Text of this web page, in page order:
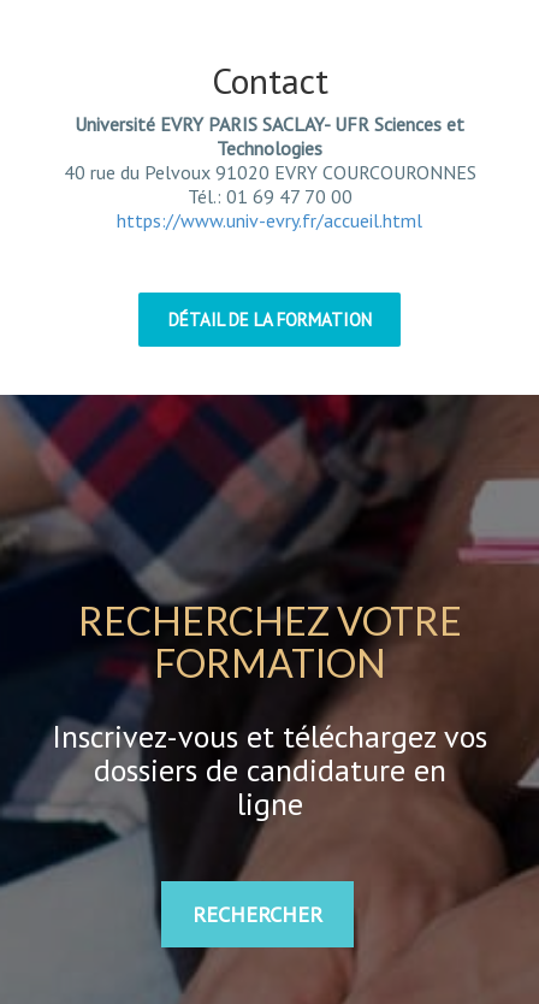
Contact
Université EVRY PARIS SACLAY- UFR Sciences et
Technologies
40 rue du Pelvoux 91020 EVRY COURCOURONNES
Tél.: 01 69 47 70 00
https://www.univ-evry.fr/accueil.html
DÉTAIL DE LA FORMATION
RECHERCHEZ VOTRE
FORMATION
Inscrivez-vous et téléchargez vos
dossiers de candidature en
ligne
RECHERCHER